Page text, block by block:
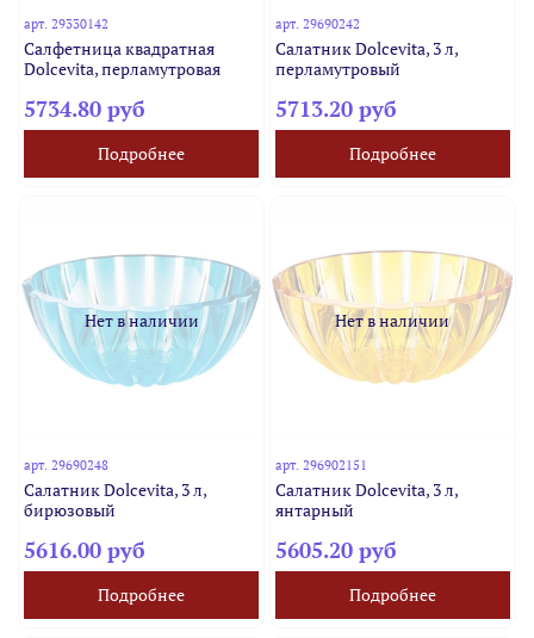
арт.29330142
Салфетница квадратная
Dolcevita, перламутровая
5734.80 руб
Подробнее
арт. 29690242
Салатник Dolcevita, 3 л,
перламутровый
5713.20 руб
Подробнее
Нет в наличии
арт.29690248
Салатник Dolcevita, 3 л,
бирюзовый
5616.00 руб
Подробнее
Нет в наличии
арт. 296902151
Салатник Dolcevita, 3 л,
янтарный
5605.20 руб
Подробнее